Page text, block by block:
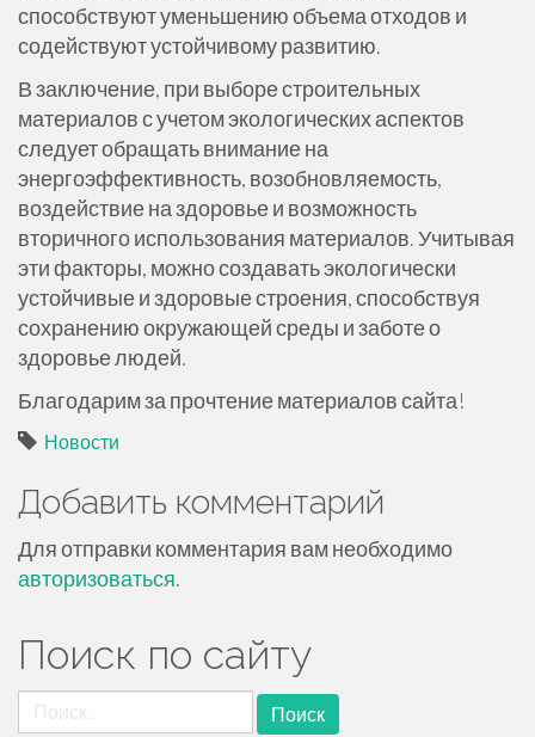
способствуют уменьшению объема отходов и
содействуют устойчивому развитию.
В заключение, при выборе строительных
материалов с учетом экологических аспектов
следует обращать внимание на
энергоэффективность, возобновляемость,
воздействие на здоровье и возможность
вторичного использования материалов. Учитывая
эти факторы, можно создавать экологически
устойчивые и здоровые строения, способствуя
сохранению окружающей среды и заботе о
здоровье людей.
Благодарим за прочтение материалов сайта!
Новости
Добавить комментарий
Для отправки комментария вам необходимо
авторизоваться.
Поиск по сайту
Найти: